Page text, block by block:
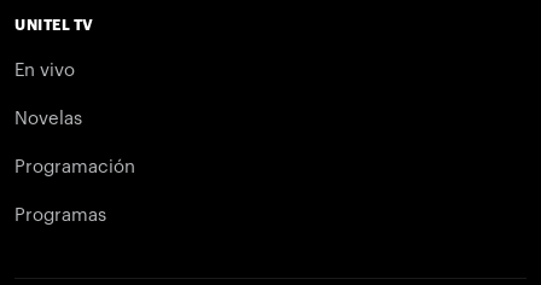
UNITEL TV
En vivo
Novelas
Programación
Programas